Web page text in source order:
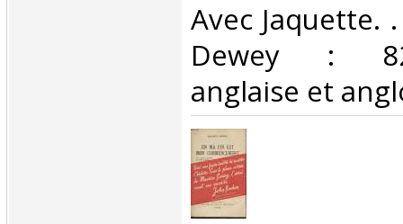
Avec Jaquette.
Dewey :
anglaise et